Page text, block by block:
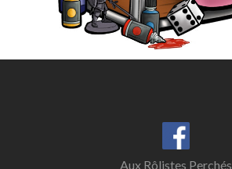
Aux Rôlistes Perchés